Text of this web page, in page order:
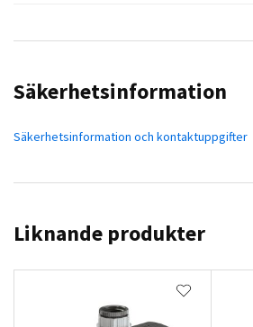
Säkerhetsinformation
Säkerhetsinformation och kontaktuppgifter
Liknande produkter